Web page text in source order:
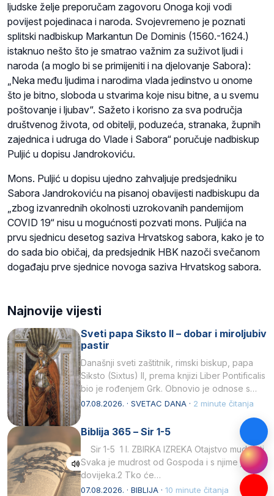
ljudske želje preporučam zagovoru Onoga koji vodi
povijest pojedinaca i naroda. Svojevremeno je poznati
splitski nadbiskup Markantun De Dominis (1560.-1624.)
istaknuo nešto što je smatrao važnim za suživot ljudi i
naroda (a moglo bi se primijeniti i na djelovanje Sabora):
„Neka među ljudima i narodima vlada jedinstvo u onome
što je bitno, sloboda u stvarima koje nisu bitne, a u svemu
poštovanje i ljubav“. Sažeto i korisno za sva područja
društvenog života, od obitelji, poduzeća, stranaka, župnih
zajednica i udruga do Vlade i Sabora“ poručuje nadbiskup
Puljić u dopisu Jandrokoviću.
Mons. Puljić u dopisu ujedno zahvaljuje predsjedniku
Sabora Jandrokoviću na pisanoj obavijesti nadbiskupu da
„zbog izvanrednih okolnosti uzrokovanih pandemijom
COVID 19“ nisu u mogućnosti pozvati mons. Puljića na
prvu sjednicu desetog saziva Hrvatskog sabora, kako je to
do sada bio običaj, da predsjednik HBK nazoči svečanom
događaju prve sjednice novoga saziva Hrvatskog sabora.
Najnovije vijesti
Sveti papa Siksto II – dobar i miroljubiv
pastir
Današnji sveti zaštitnik, rimski biskup, papa
Siksto (Sixtus) II, prema knjizi Liber Pontificalis
bio je rođenjem Grk. Obnovio je odnose s
afričkim…
07.08.2026. · SVETAC DANA · 2 minute čitanja
Biblija 365 – Sir 1-5
Sir 1-5 1 I. ZBIRKA IZREKA Otajstvo mudrosti
Svaka je mudrost od Gospoda i s njime je
dovijeka.2 Tko će…
07.08.2026. · BIBLIJA · 10 minute čitanja